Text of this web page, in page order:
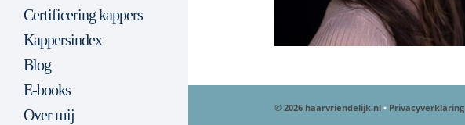
Certificering kappers
Kappersindex
Blog
E-books
Over mij
© 2026 haarvriendelijk.nl• Privacyverklaring